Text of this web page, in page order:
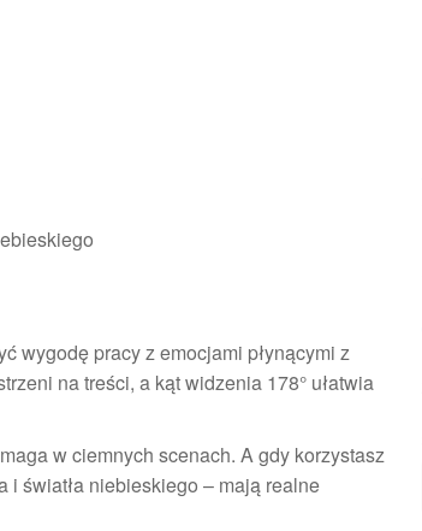
wygodę pracy z emocjami płynącymi z
na treści, a kąt widzenia 178° ułatwia
w ciemnych scenach. A gdy korzystasz
i światła niebieskiego – mają realne